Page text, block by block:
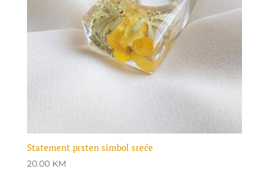
Statement prsten simbol sreće
20.00 KM